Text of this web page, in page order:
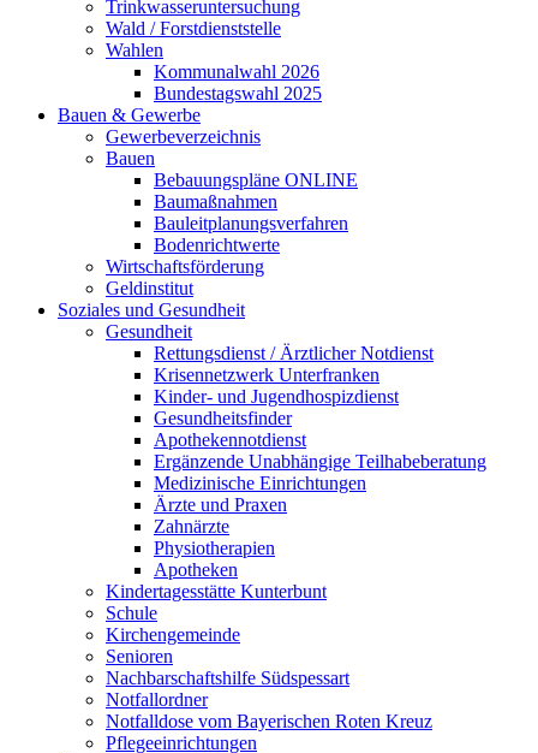
Trinkwasseruntersuchung
Wald / Forstdienststelle
Wahlen
Kommunalwahl 2026
Bundestagswahl 2025
Bauen & Gewerbe
Gewerbeverzeichnis
Bauen
Bebauungspläne ONLINE
Baumaßnahmen
Bauleitplanungsverfahren
Bodenrichtwerte
Wirtschaftsförderung
Geldinstitut
Soziales und Gesundheit
Gesundheit
Rettungsdienst / Ärztlicher Notdienst
Krisennetzwerk Unterfranken
Kinder- und Jugendhospizdienst
Gesundheitsfinder
Apothekennotdienst
Ergänzende Unabhängige Teilhabeberatung
Medizinische Einrichtungen
Ärzte und Praxen
Zahnärzte
Physiotherapien
Apotheken
Kindertagesstätte Kunterbunt
Schule
Kirchengemeinde
Senioren
Nachbarschaftshilfe Südspessart
Notfallordner
Notfalldose vom Bayerischen Roten Kreuz
Pflegeeinrichtungen